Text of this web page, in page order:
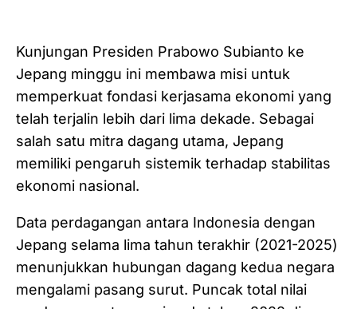
Kunjungan Presiden Prabowo Subianto ke
Jepang minggu ini membawa misi untuk
memperkuat fondasi kerjasama ekonomi yang
telah terjalin lebih dari lima dekade. Sebagai
salah satu mitra dagang utama, Jepang
memiliki pengaruh sistemik terhadap stabilitas
ekonomi nasional.
Data perdagangan antara Indonesia dengan
Jepang selama lima tahun terakhir (2021-2025)
menunjukkan hubungan dagang kedua negara
mengalami pasang surut. Puncak total nilai